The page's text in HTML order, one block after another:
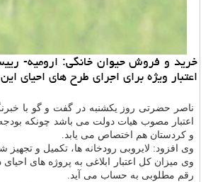
اعتبار ویژه برای اجرای طرح های احیای
ناصر حضرتی روز یكشنبه در گفت و گو با
اعتبار مصوب هیات دولت می باشد چونكه
و كردستان هم اختصاص می یابد.
وی افزود: لایروبی رودخانه ها، تكمیل و تجهیز
رقم مطلوبی به حساب می آید.